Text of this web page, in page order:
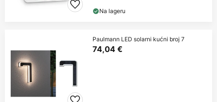
Na lageru
Paulmann LED solarni kućni broj 7
74,04 €